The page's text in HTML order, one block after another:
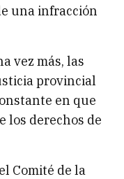
una infracción
vez más, las
provincial
en que
los derechos de
Comité de la